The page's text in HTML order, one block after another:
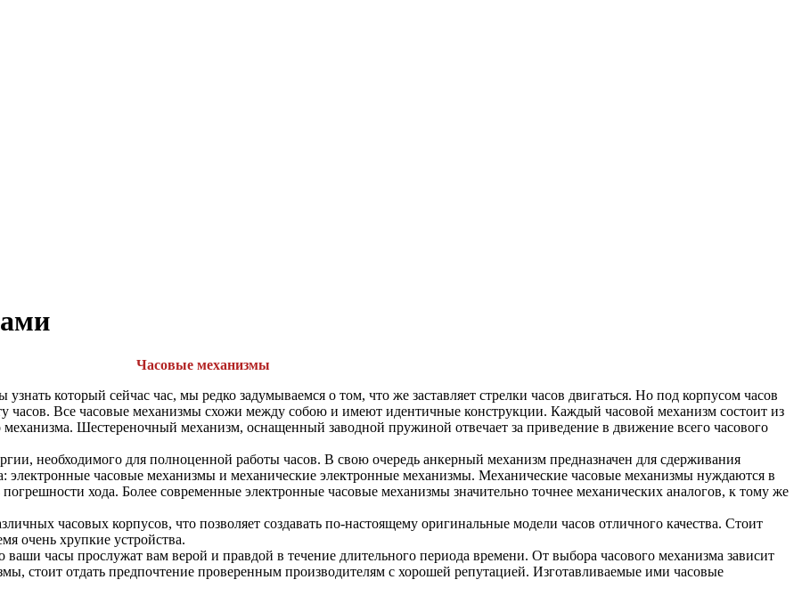
Часовые механизмы
который сейчас час, мы редко задумываемся о том, что же заставляет стрелки часов двигаться. Но под корпусом часов
часов. Все часовые механизмы схожи между собою и имеют идентичные конструкции. Каждый часовой механизм состоит из
Шестереночный механизм, оснащенный заводной пружиной отвечает за приведение в движение всего часового
необходимого для полноценной работы часов. В свою очередь анкерный механизм предназначен для сдерживания
электронные часовые механизмы и механические электронные механизмы. Механические часовые механизмы нуждаются в
хода. Более современные электронные часовые механизмы значительно точнее механических аналогов, к тому же
часовых корпусов, что позволяет создавать по-настоящему оригинальные модели часов отличного качества. Стоит
очень хрупкие устройства.
часы прослужат вам верой и правдой в течение длительного периода времени. От выбора часового механизма зависит
стоит отдать предпочтение проверенным производителям с хорошей репутацией. Изготавливаемые ими часовые